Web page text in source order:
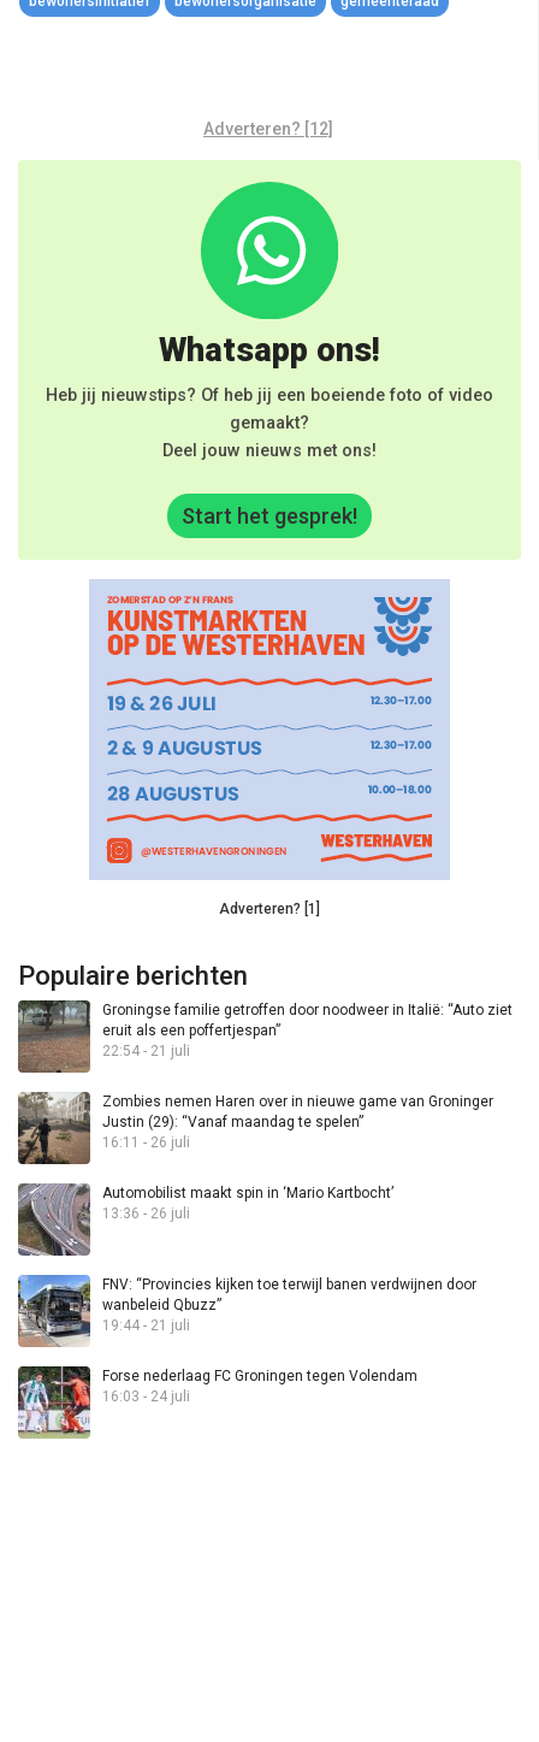
Adverteren? [12]
Whatsapp ons!
Heb jij nieuwstips? Of heb jij een boeiende foto of video
gemaakt?
Deel jouw nieuws met ons!
Start het gesprek!
Adverteren? [1]
Populaire berichten
Groningse familie getroffen door noodweer in Italië: “Auto ziet
eruit als een poffertjespan”
22:54 - 21 juli
Zombies nemen Haren over in nieuwe game van Groninger
Justin (29): “Vanaf maandag te spelen”
16:11 - 26 juli
Automobilist maakt spin in ‘Mario Kartbocht’
13:36 - 26 juli
FNV: “Provincies kijken toe terwijl banen verdwijnen door
wanbeleid Qbuzz”
19:44 - 21 juli
Forse nederlaag FC Groningen tegen Volendam
16:03 - 24 juli